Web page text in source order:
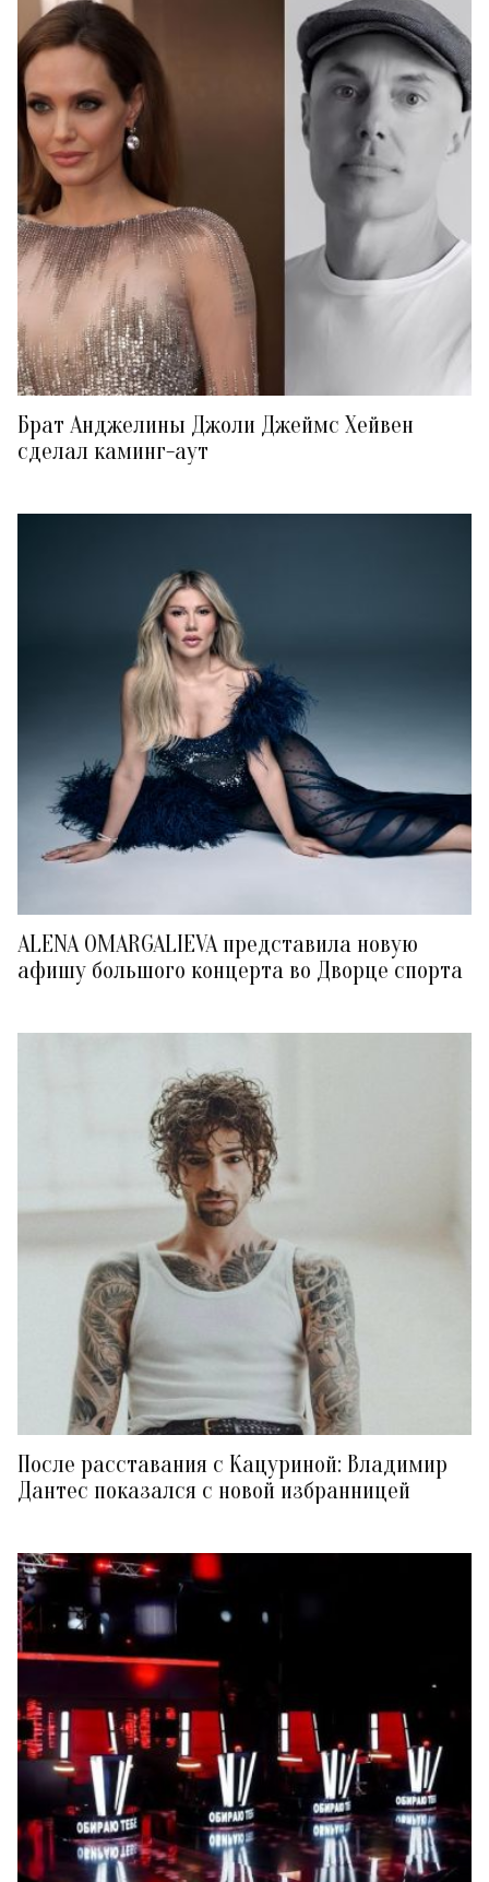
Брат Анджелины Джоли Джеймс Хейвен
сделал каминг-аут
ALENA OMARGALIEVA представила новую
афишу большого концерта во Дворце спорта
После расставания с Кацуриной: Владимир
Дантес показался с новой избранницей